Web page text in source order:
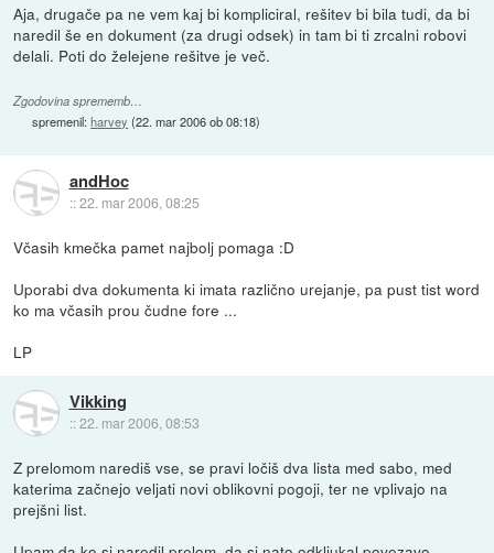
Aja, drugače pa ne vem kaj bi kompliciral, rešitev bi bila tudi, da bi
naredil še en dokument (za drugi odsek) in tam bi ti zrcalni robovi
delali. Poti do želejene rešitve je več.
Zgodovina sprememb…
spremenil:harvey (22. mar 2006 ob 08:18)
andHoc
::22. mar 2006, 08:25
Včasih kmečka pamet najbolj pomaga :D
Uporabi dva dokumenta ki imata različno urejanje, pa pust tist word
ko ma včasih prou čudne fore ...
LP
Vikking
::22. mar 2006, 08:53
Z prelomom narediš vse, se pravi ločiš dva lista med sabo, med
katerima začnejo veljati novi oblikovni pogoji, ter ne vplivajo na
prejšni list.